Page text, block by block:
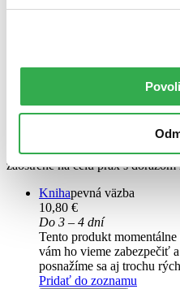
Rudolf Zelenay
TOP 10 najintímnejších
dojmy a kde kladie dôraz na
zaostrené na celú prax s
Knihapevná väzba
10,80 €
Do 3 – 4 dní
Tento produkt
vám ho vieme zabezpečiť
posnažíme sa aj trochu
Pridať do zoznamu